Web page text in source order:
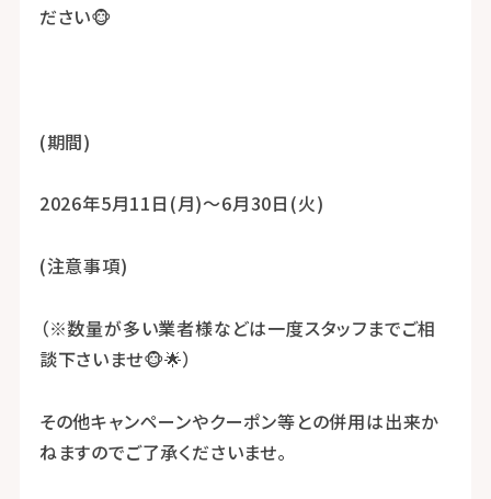
ださい🐵
(期間)
2026年5月11日(月)～6月30日(火)
(注意事項)
（※数量が多い業者様などは一度スタッフまでご相
談下さいませ🐵🌟）
その他キャンペーンやクーポン等との併用は出来か
ねますのでご了承くださいませ。